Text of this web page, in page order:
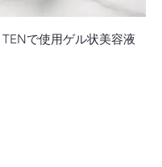
で使用ゲル状美容液